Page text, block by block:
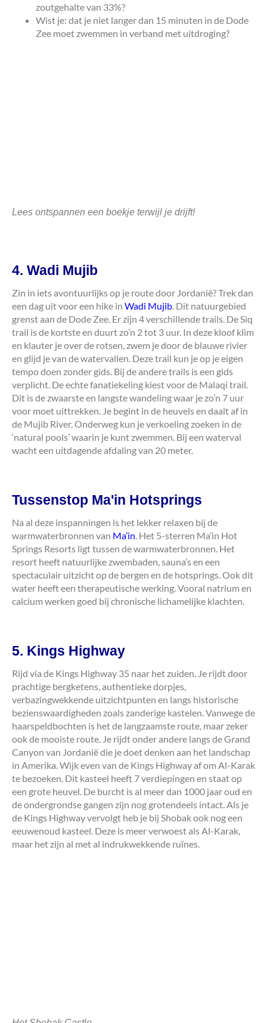
zoutgehalte van 33%?
Wist je: dat je niet langer dan 15 minuten in de Dode
Zee moet zwemmen in verband met uitdroging?
Lees ontspannen een boekje terwijl je drijft!
4. Wadi Mujib
Zin in iets avontuurlijks op je route door Jordanië? Trek dan
een dag uit voor een hike in Wadi Mujib . Dit natuurgebied
grenst aan de Dode Zee. Er zijn 4 verschillende trails. De Siq
trail is de kortste en duurt zo’n 2 tot 3 uur. In deze kloof klim
en klauter je over de rotsen, zwem je door de blauwe rivier
en glijd je van de watervallen. Deze trail kun je op je eigen
tempo doen zonder gids. Bij de andere trails is een gids
verplicht. De echte fanatiekeling kiest voor de Malaqi trail.
Dit is de zwaarste en langste wandeling waar je zo’n 7 uur
voor moet uittrekken. Je begint in de heuvels en daalt af in
de Mujib River. Onderweg kun je verkoeling zoeken in de
‘natural pools’ waarin je kunt zwemmen. Bij een waterval
wacht een uitdagende afdaling van 20 meter.
Tussenstop Ma'in Hotsprings
Na al deze inspanningen is het lekker relaxen bij de
warmwaterbronnen van Ma’in . Het 5-sterren Ma’in Hot
Springs Resorts ligt tussen de warmwaterbronnen. Het
resort heeft natuurlijke zwembaden, sauna’s en een
spectaculair uitzicht op de bergen en de hotsprings. Ook dit
water heeft een therapeutische werking. Vooral natrium en
calcium werken goed bij chronische lichamelijke klachten.
5. Kings Highway
Rijd via de Kings Highway 35 naar het zuiden. Je rijdt door
prachtige bergketens, authentieke dorpjes,
verbazingwekkende uitzichtpunten en langs historische
bezienswaardigheden zoals zanderige kastelen. Vanwege de
haarspeldbochten is het de langzaamste route, maar zeker
ook de mooiste route. Je rijdt onder andere langs de Grand
Canyon van Jordanië die je doet denken aan het landschap
in Amerika. Wijk even van de Kings Highway af om Al-Karak
te bezoeken. Dit kasteel heeft 7 verdiepingen en staat op
een grote heuvel. De burcht is al meer dan 1000 jaar oud en
de ondergrondse gangen zijn nog grotendeels intact. Als je
de Kings Highway vervolgt heb je bij Shobak ook nog een
eeuwenoud kasteel. Deze is meer verwoest als Al-Karak,
maar het zijn al met al indrukwekkende ruïnes.